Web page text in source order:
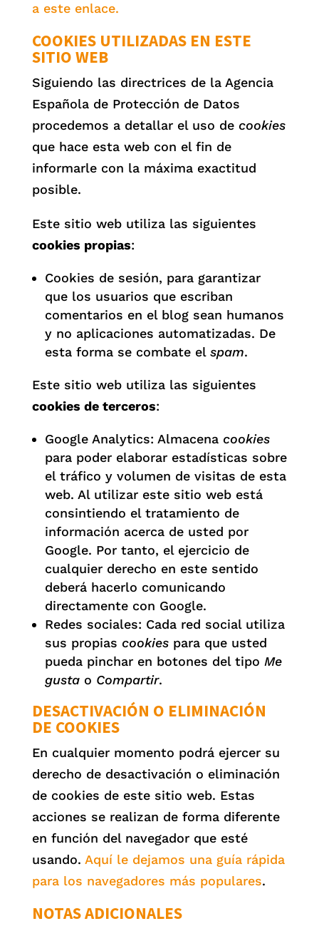
a este enlace.
COOKIES UTILIZADAS EN ESTE
SITIO WEB
Siguiendo las directrices de la Agencia
Española de Protección de Datos
procedemos a detallar el uso de cookies
que hace esta web con el fin de
informarle con la máxima exactitud
posible.
Este sitio web utiliza las siguientes
cookies propias:
Cookies de sesión, para garantizar
que los usuarios que escriban
comentarios en el blog sean humanos
y no aplicaciones automatizadas. De
esta forma se combate el spam.
Este sitio web utiliza las siguientes
cookies de terceros:
Google Analytics: Almacena cookies
para poder elaborar estadísticas sobre
el tráfico y volumen de visitas de esta
web. Al utilizar este sitio web está
consintiendo el tratamiento de
información acerca de usted por
Google. Por tanto, el ejercicio de
cualquier derecho en este sentido
deberá hacerlo comunicando
directamente con Google.
Redes sociales: Cada red social utiliza
sus propias cookiespara que usted
pueda pinchar en botones del tipo Me
gustao Compartir.
DESACTIVACIÓN O ELIMINACIÓN
DE COOKIES
En cualquier momento podrá ejercer su
derecho de desactivación o eliminación
de cookies de este sitio web. Estas
acciones se realizan de forma diferente
en función del navegador que esté
usando. Aquí le dejamos una guía rápida
para los navegadores más populares.
NOTAS ADICIONALES